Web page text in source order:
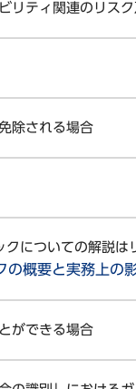
リティ関連のリス
除される場合
についての解説は
の概要と実務上の
ができる場合